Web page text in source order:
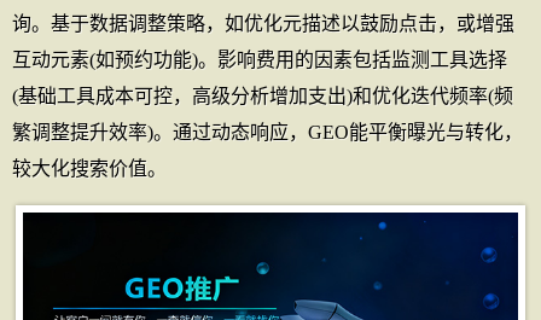
询。基于数据调整策略，如优化元描述以鼓励点击，或增强
互动元素(如预约功能)。影响费用的因素包括监测工具选择
(基础工具成本可控，高级分析增加支出)和优化迭代频率(频
繁调整提升效率)。通过动态响应，GEO能平衡曝光与转化，
较大化搜索价值。